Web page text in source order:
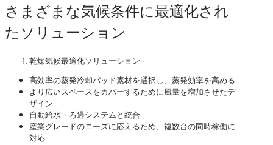
さまざまな気候条件に最適化され
たソリューション
乾燥気候最適化ソリューション
高効率の蒸発冷却パッド素材を選択し、蒸発効率を高める
より広いスペースをカバーするために風量を増加させたデ
ザイン
自動給水・ろ過システムと統合
産業グレードのニーズに応えるため、複数台の同時稼働に
対応